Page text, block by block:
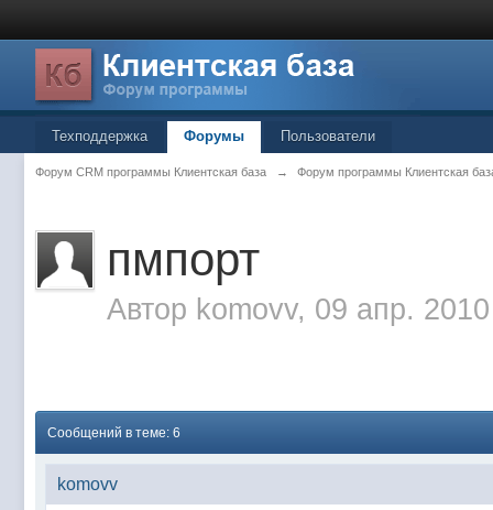
Техподдержка Форумы Пользователи
Форум CRM программы Клиентская база → Форум программы Клиентская
пмпорт
Автор komovv, 09 апр.
Сообщений в теме: 6
komovv